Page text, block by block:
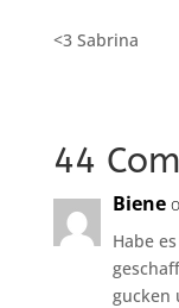
<3 Sabrina
44
Biene
Habe
gucken